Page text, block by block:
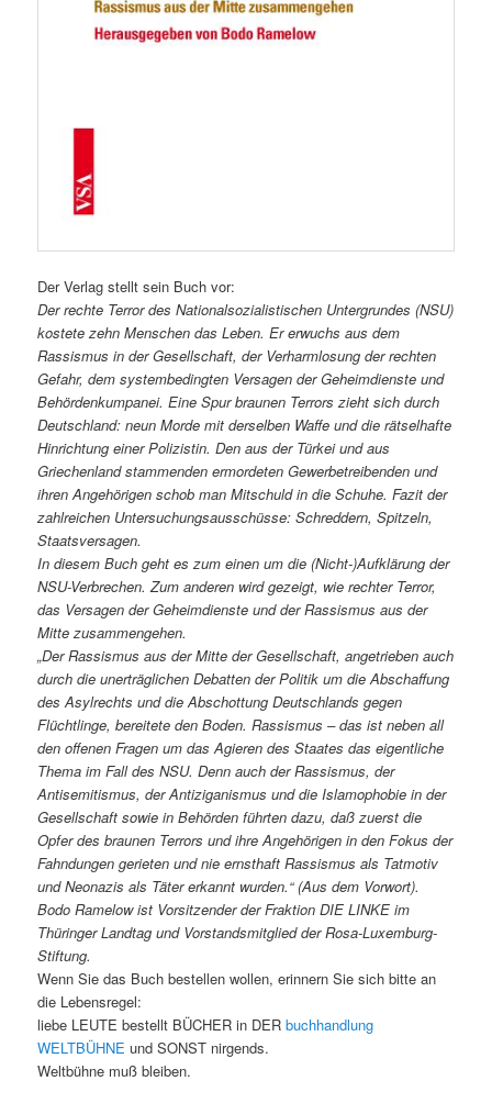
Der Verlag stellt sein Buch vor:
Der rechte Terror des Nationalsozialistischen Untergrundes (NSU)
kostete zehn Menschen das Leben. Er erwuchs aus dem
Rassismus in der Gesellschaft, der Verharmlosung der rechten
Gefahr, dem systembedingten Versagen der Geheimdienste und
Behördenkumpanei. Eine Spur braunen Terrors zieht sich durch
Deutschland: neun Morde mit derselben Waffe und die rätselhafte
Hinrichtung einer Polizistin. Den aus der Türkei und aus
Griechenland stammenden ermordeten Gewerbetreibenden und
ihren Angehörigen schob man Mitschuld in die Schuhe. Fazit der
zahlreichen Untersuchungsausschüsse: Schreddern, Spitzeln,
Staatsversagen.
In diesem Buch geht es zum einen um die (Nicht-)Aufklärung der
NSU-Verbrechen. Zum anderen wird gezeigt, wie rechter Terror,
das Versagen der Geheimdienste und der Rassismus aus der
Mitte zusammengehen.
„Der Rassismus aus der Mitte der Gesellschaft, angetrieben auch
durch die unerträglichen Debatten der Politik um die Abschaffung
des Asylrechts und die Abschottung Deutschlands gegen
Flüchtlinge, bereitete den Boden. Rassismus – das ist neben all
den offenen Fragen um das Agieren des Staates das eigentliche
Thema im Fall des NSU. Denn auch der Rassismus, der
Antisemitismus, der Antiziganismus und die Islamophobie in der
Gesellschaft sowie in Behörden führten dazu, daß zuerst die
Opfer des braunen Terrors und ihre Angehörigen in den Fokus der
Fahndungen gerieten und nie ernsthaft Rassismus als Tatmotiv
und Neonazis als Täter erkannt wurden.“ (Aus dem Vorwort).
Bodo Ramelow ist Vorsitzender der Fraktion DIE LINKE im
Thüringer Landtag und Vorstandsmitglied der Rosa-Luxemburg-
Stiftung.
Wenn Sie das Buch bestellen wollen, erinnern Sie sich bitte an
die Lebensregel:
liebe LEUTE bestellt BÜCHER in DERbuchhandlung
WELTBÜHNE und SONST nirgends.
Weltbühne muß bleiben.